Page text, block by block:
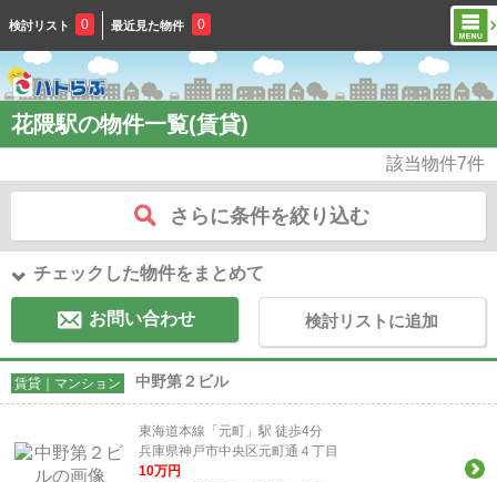
検討リスト 0 最近見た物件 0
花隈駅の物件一覧(賃貸)
該当物件7件
さらに条件を絞り込む
チェックした物件をまとめて
お問い合わせ 検討リストに追加
賃貸｜マンション 中野第２ビル
東海道本線「元町」駅 徒歩4分
兵庫県神戸市中央区元町通４丁目
10万円